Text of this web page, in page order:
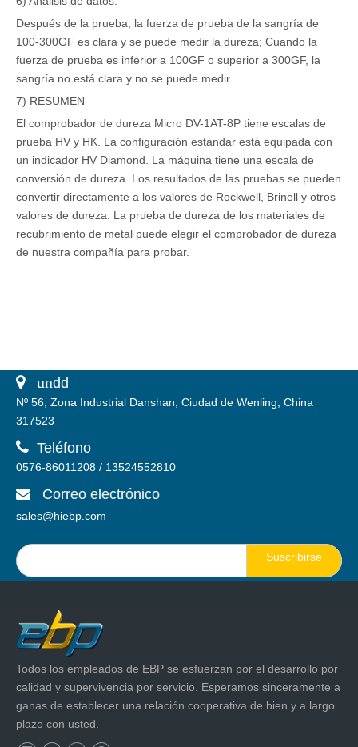
Después de la prueba, la fuerza de prueba de la sangría de
100-300GF es clara y se puede medir la dureza; Cuando la
fuerza de prueba es inferior a 100GF o superior a 300GF, la
sangría no está clara y no se puede medir.
7) RESUMEN
El comprobador de dureza Micro DV-1AT-8P tiene escalas de
prueba HV y HK. La configuración estándar está equipada con
un indicador HV Diamond. La máquina tiene una escala de
conversión de dureza. Los resultados de las pruebas se pueden
convertir directamente a los valores de Rockwell, Brinell y otros
valores de dureza. La prueba de dureza de los materiales de
recubrimiento de metal puede elegir el comprobador de dureza
de nuestra compañía para probar.
 undd
Nº 56, Zona Industrial Danshan, Ciudad de Wenling, China
317523
 Teléfono
0576-86011208 / 13524552810
 Correo electrónico
sales@hiebp.com
Suscribirse
Todos los empleados de EBP se esfuerzan por el desarrollo por
calidad y supervivencia por servicio. Esperamos sinceramente a
ganas de establecer una relación cooperativa de bien y a largo
plazo con usted.